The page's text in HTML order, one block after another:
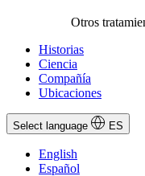
Otros
Historias
Ciencia
Compañía
Ubicaciones
Select language ES
English
Español